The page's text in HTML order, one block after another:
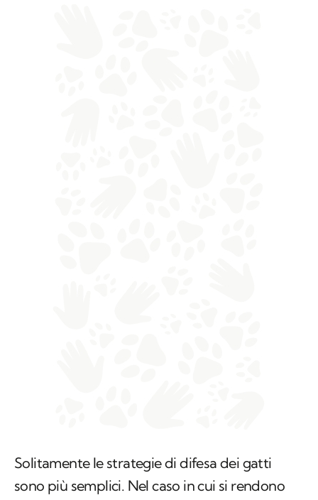
Solitamente le strategie di difesa dei gatti
sono più semplici. Nel caso in cui si rendono